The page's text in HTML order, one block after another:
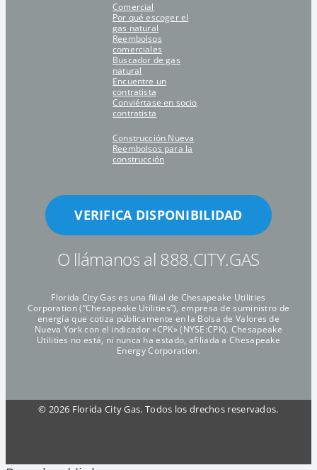
Comercial
Por qué escoger el
gas natural
Reembolsos
comerciales
Buscador de gas
natural
Encuentre un
contratista
Conviértase en socio
contratista
Construcción Nueva
Reembolsos para la
construcción
VERIFICA DISPONIBILIDAD
O llámanos al 888.CITY.GAS
Florida City Gas es una filial de Chesapeake Utilities
Corporation (“Chesapeake Utilities”), empresa de suministro de
energía que cotiza públicamente en la Bolsa de Valores de
Nueva York con el indicador «CPK» (NYSE:CPK). Chesapeake
Utilities no está, ni nunca ha estado, afiliada a Chesapeake
Energy Corporation.
© 2026 Florida City Gas. Todos los drechos reservados.